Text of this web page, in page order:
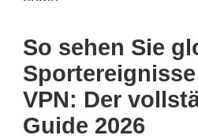
So sehen Sie
VPN: Der
Guide 2026